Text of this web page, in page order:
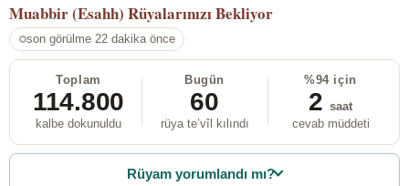
Muabbir (Esahh) Rüyalarınızı Bekliyor
son görülme 22 dakika önce
Toplam
114.800
kalbe dokunuldu
Bugün
60
rüya te’vîl kılındı
%94 için
2 saat
cevab müddeti
Rüyam yorumlandı mı?